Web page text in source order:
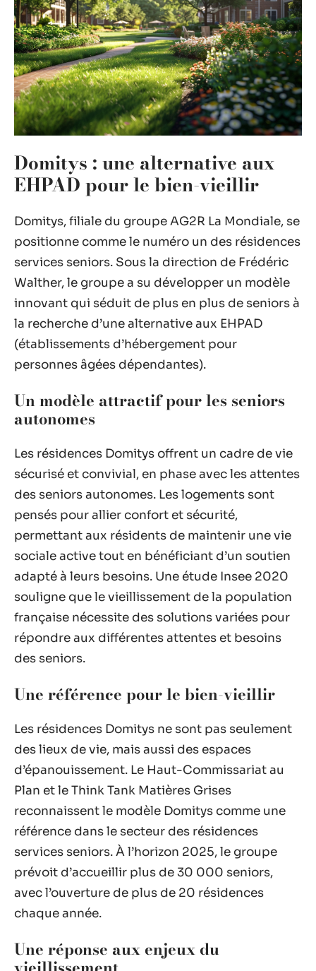
Domitys : une alternative aux
EHPAD pour le bien-vieillir
Domitys, filiale du groupe AG2R La Mondiale, se
positionne comme le numéro un des résidences
services seniors. Sous la direction de Frédéric
Walther, le groupe a su développer un modèle
innovant qui séduit de plus en plus de seniors à
la recherche d’une alternative aux EHPAD
(établissements d’hébergement pour
personnes âgées dépendantes).
Un modèle attractif pour les seniors
autonomes
Les résidences Domitys offrent un cadre de vie
sécurisé et convivial, en phase avec les attentes
des seniors autonomes. Les logements sont
pensés pour allier confort et sécurité,
permettant aux résidents de maintenir une vie
sociale active tout en bénéficiant d’un soutien
adapté à leurs besoins. Une étude Insee 2020
souligne que le vieillissement de la population
française nécessite des solutions variées pour
répondre aux différentes attentes et besoins
des seniors.
Une référence pour le bien-vieillir
Les résidences Domitys ne sont pas seulement
des lieux de vie, mais aussi des espaces
d’épanouissement. Le Haut-Commissariat au
Plan et le Think Tank Matières Grises
reconnaissent le modèle Domitys comme une
référence dans le secteur des résidences
services seniors. À l’horizon 2025, le groupe
prévoit d’accueillir plus de 30 000 seniors,
avec l’ouverture de plus de 20 résidences
chaque année.
Une réponse aux enjeux du